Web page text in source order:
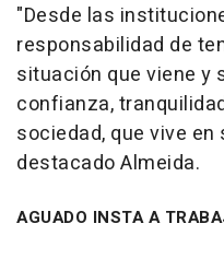
"Desde las
responsabilidad de
situación que viene y
confianza,
sociedad, que vive
destacado Almeida.
AGUADO INSTA A